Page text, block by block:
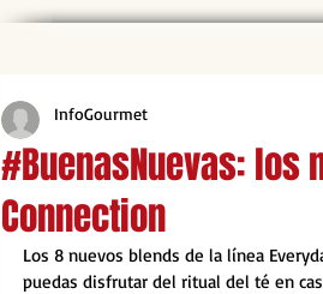
#BuenasNuevas: los
Connection
InfoGourmet
Los 8 nuevos blends de la línea
puedas disfrutar del ritual del té en